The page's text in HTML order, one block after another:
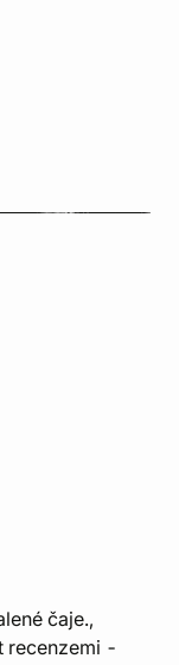
čaje.,
recenzemi -